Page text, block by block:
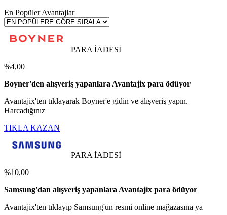
En Popüler Avantajlar
PARA İADESİ
%4,00
Boyner'den alışveriş yapanlara Avantajix para ödüyor
Avantajix'ten tıklayarak Boyner'e gidin ve alışveriş yapın.
Harcadığınız
TIKLA KAZAN
PARA İADESİ
%10,00
Samsung'dan alışveriş yapanlara Avantajix para ödüyor
Avantajix'ten tıklayıp Samsung'un resmi online mağazasına ya